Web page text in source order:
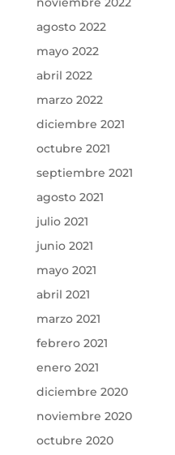
agosto 2022
mayo 2022
abril 2022
marzo 2022
diciembre 2021
octubre 2021
septiembre 2021
agosto 2021
julio 2021
junio 2021
mayo 2021
abril 2021
marzo 2021
febrero 2021
enero 2021
diciembre 2020
noviembre 2020
octubre 2020